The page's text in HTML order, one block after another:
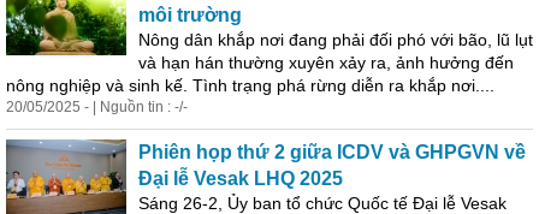
môi trường
Nông dân khắp nơi đang phải đối phó với bão, lũ lụt
và hạn hán thường xuyên xảy ra, ảnh hưởng đến
nông nghiệp và sinh kế. Tình trạng phá rừng diễn ra khắp nơi....
20/05/2025 - | Nguồn tin : -/-
Phiên họp thứ 2 giữa ICDV và GHPGVN về
Đại lễ Vesak LHQ 2025
Sáng 26-2, Ủy ban tổ chức Quốc tế Đại lễ Vesak